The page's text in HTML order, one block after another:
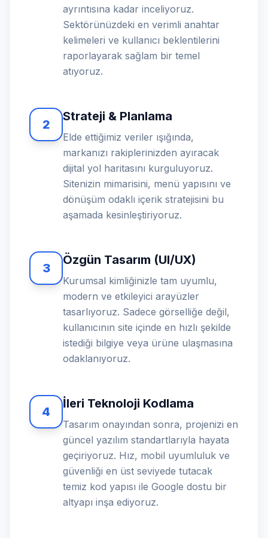
ayrıntısına kadar inceliyoruz.
Sektörünüzdeki en verimli anahtar
kelimeleri ve kullanıcı beklentilerini
raporlayarak sağlam bir temel
atıyoruz.
2
Strateji & Planlama
Elde ettiğimiz veriler ışığında,
markanızı rakiplerinizden ayıracak
dijital yol haritasını kurguluyoruz.
Sitenizin mimarisini, menü yapısını ve
dönüşüm odaklı içerik stratejisini bu
aşamada kesinleştiriyoruz.
3
Özgün Tasarım (UI/UX)
Kurumsal kimliğinizle tam uyumlu,
modern ve etkileyici arayüzler
tasarlıyoruz. Sadece görselliğe değil,
kullanıcının site içinde en hızlı şekilde
istediği bilgiye veya ürüne ulaşmasına
odaklanıyoruz.
4
İleri Teknoloji Kodlama
Tasarım onayından sonra, projenizi en
güncel yazılım standartlarıyla hayata
geçiriyoruz. Hız, mobil uyumluluk ve
güvenliği en üst seviyede tutacak
temiz kod yapısı ile Google dostu bir
altyapı inşa ediyoruz.